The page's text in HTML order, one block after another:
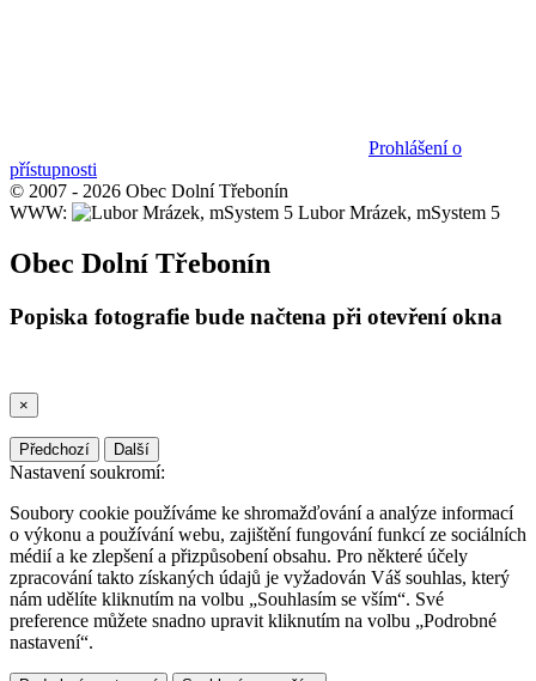
Prohlášení o
přístupnosti
© 2007 - 2026 Obec Dolní Třebonín
WWW:
Lubor Mrázek, mSystem 5
Obec Dolní Třebonín
Popiska fotografie bude načtena při otevření okna
×
Předchozí Další
Nastavení soukromí:
Soubory cookie používáme ke shromažďování a analýze informací
o výkonu a používání webu, zajištění fungování funkcí ze sociálních
médií a ke zlepšení a přizpůsobení obsahu. Pro některé účely
zpracování takto získaných údajů je vyžadován Váš souhlas, který
nám udělíte kliknutím na volbu „Souhlasím se vším“. Své
preference můžete snadno upravit kliknutím na volbu „Podrobné
nastavení“.